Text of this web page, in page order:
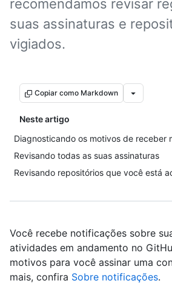
recomendamos revisar
suas assinaturas e
vigiados.
Copiar como Markdown
Neste artigo
Diagnosticando os motivos de receber
Revisando todas as suas assinaturas
Revisando repositórios que você está
Você recebe notificações sobre
atividades em andamento no
motivos para você assinar uma
mais, confira Sobre notificações.